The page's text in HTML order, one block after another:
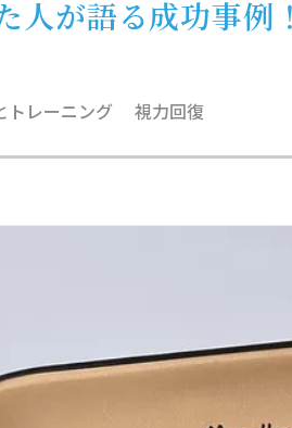
人が語る成功事
トレーニング 視力回復